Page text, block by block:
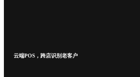
云端POS，跨店识别老客户